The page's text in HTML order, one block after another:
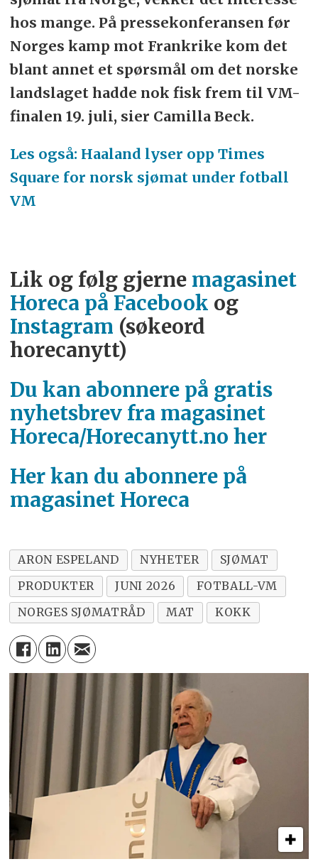
hos mange. På pressekonferansen før
Norges kamp mot Frankrike kom det
blant annet et spørsmål om det norske
landslaget hadde nok fisk frem til VM-
finalen 19. juli, sier Camilla Beck.
Les også: Haaland lyser opp Times
Square for norsk sjømat under fotball
VM
Lik og følg gjerne magasinet
Horeca på Facebook og
Instagram (søkeord
horecanytt)
Du kan abonnere på gratis
nyhetsbrev fra magasinet
Horeca/Horecanytt.no her
Her kan du abonnere på
magasinet Horeca
ARON ESPELAND NYHETER
SJØMAT
PRODUKTER
JUNI 2026
FOTBALL-VM
NORGES SJØMATRÅD
MAT KOKK